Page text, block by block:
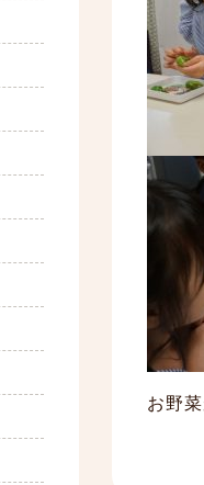
お野